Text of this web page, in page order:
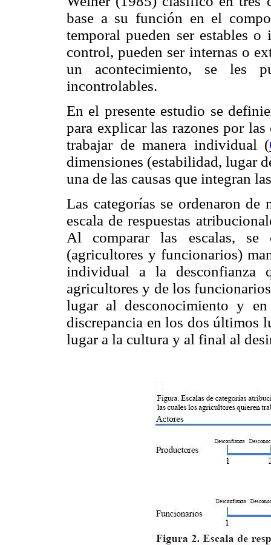
base a su función en el
temporal pueden ser estables
control, pueden ser internas o
un acontecimiento, se les
incontrolables.
En el presente estudio se
para explicar las razones por
trabajar de manera individual (
dimensiones (estabilidad, lugar
una de las causas que integran
Las categorías se ordenaron de
escala de respuestas
Al comparar las escalas, se
(agricultores y funcionarios)
individual a la desconfianza
agricultores y de los
lugar al desconocimiento y
discrepancia en los dos últimos
lugar a la cultura y al final al